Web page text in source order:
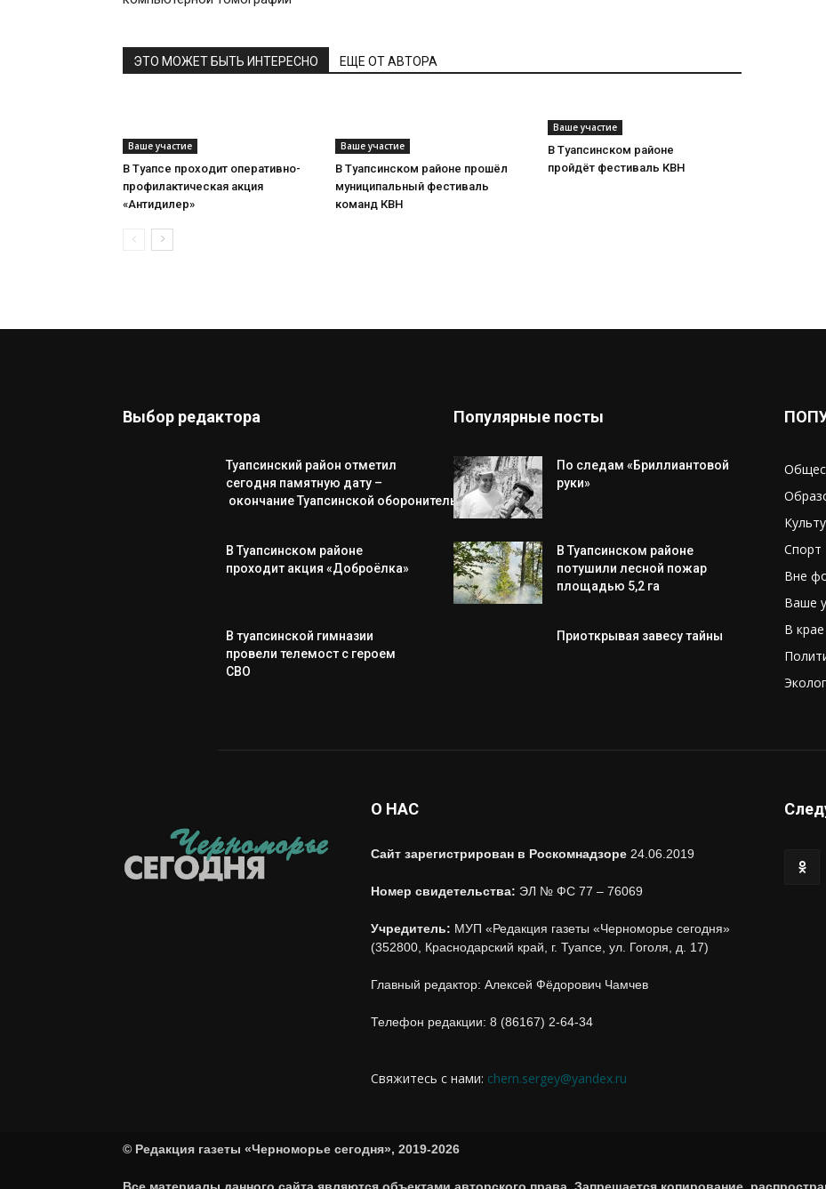
ЭТО МОЖЕТ БЫТЬ ИНТЕРЕСНО ЕЩЕ ОТ АВТОРА
Ваше участие
В Туапсе проходит оперативно-
профилактическая акция
«Антидилер»
Ваше участие
В Туапсинском районе прошёл
муниципальный фестиваль
команд КВН
Ваше участие
В Туапсинском районе
пройдёт фестиваль КВН
Выбор редактора
Туапсинский район отметил
сегодня памятную дату –
окончание Туапсинской оборонительной операции
В Туапсинском районе
проходит акция «Доброёлка»
В туапсинской гимназии
провели телемост с героем
СВО
Популярные посты
По следам «Бриллиантовой
руки»
В Туапсинском районе
потушили лесной пожар
площадью 5,2 га
Приоткрывая завесу тайны
Спорт
Вне
Ваше
В
О НАС
Сайт зарегистрирован в Роскомнадзоре 24.06.2019
Номер свидетельства: ЭЛ № ФС 77 – 76069
Учредитель: МУП «Редакция газеты «Черноморье сегодня»
(352800, Краснодарский край, г. Туапсе, ул. Гоголя, д. 17)
Главный редактор: Алексей Фёдорович Чамчев
Телефон редакции: 8 (86167) 2-64-34
Свяжитесь с нами: chern.sergey@yandex.ru
© Редакция газеты «Черноморье сегодня», 2019-2026